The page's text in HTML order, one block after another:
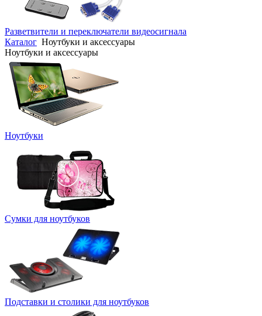
Разветвители и переключатели видеосигнала
Каталог Ноутбуки и аксессуары
Ноутбуки и аксессуары
Ноутбуки
Сумки для ноутбуков
Подставки и столики для ноутбуков